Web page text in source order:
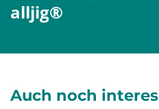
alljig®
Auch noch